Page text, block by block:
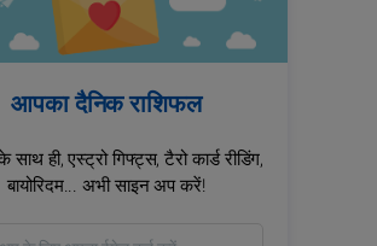
आपका दैनिक राशिफल
ही, एस्ट्रो गिफ्ट्स, टैरो कार्ड रीडिंग,
बायोरिदम... अभी साइन अप करें!